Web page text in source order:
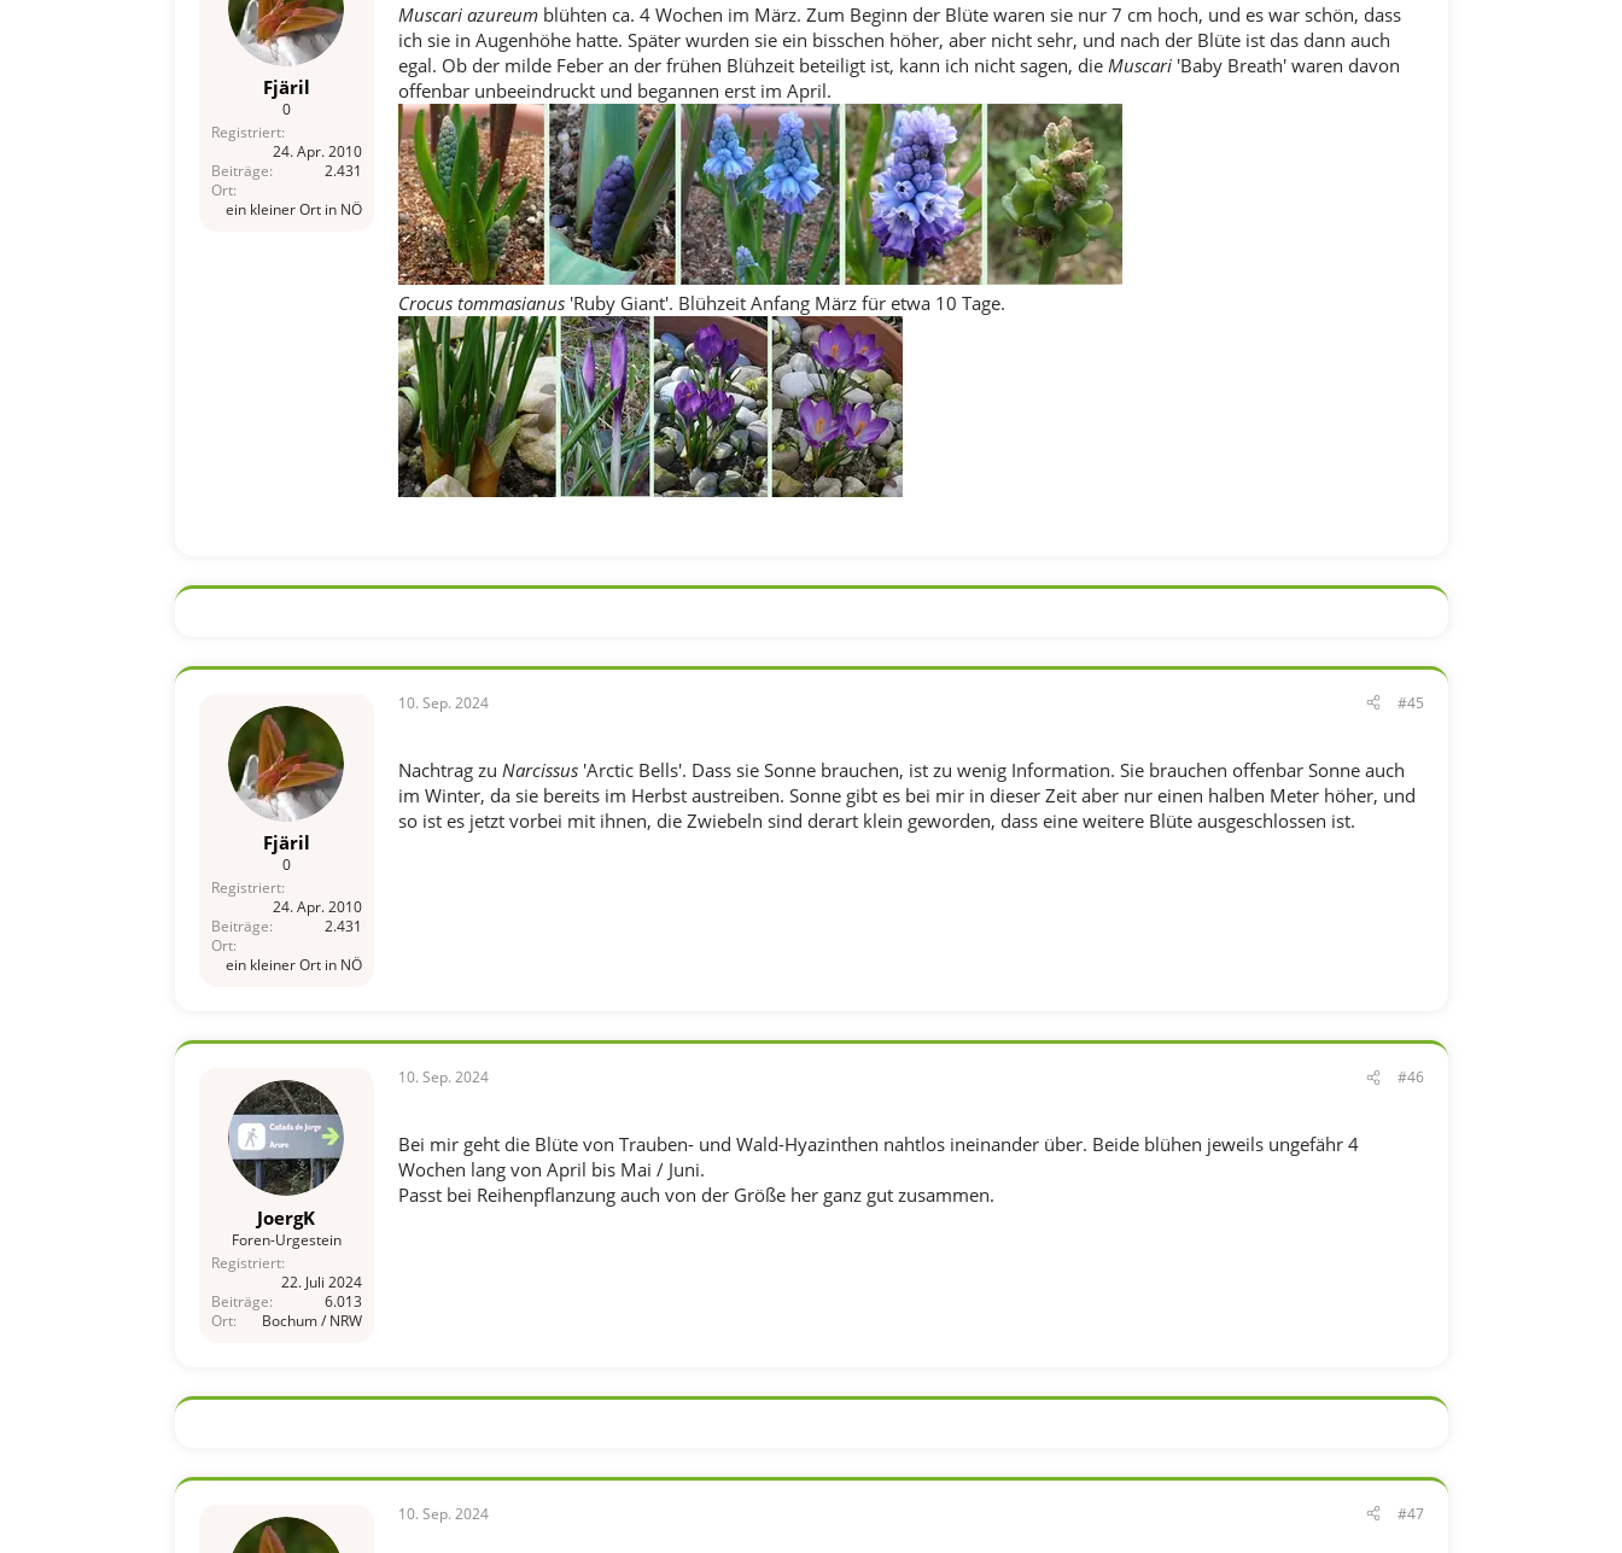
Fjäril
0
Registriert
24. Apr. 2010
Beiträge
2.431
Ort
ein kleiner Ort in NÖ
Muscari azureumblühten ca. 4 Wochen im März. Zum Beginn der Blüte waren sie nur 7 cm hoch, und es war schön, dass
ich sie in Augenhöhe hatte. Später wurden sie ein bisschen höher, aber nicht sehr, und nach der Blüte ist das dann auch
egal. Ob der milde Feber an der frühen Blühzeit beteiligt ist, kann ich nicht sagen, die Muscari'Baby Breath' waren davon
offenbar unbeeindruckt und begannen erst im April.
Crocus tommasianus'Ruby Giant'. Blühzeit Anfang März für etwa 10 Tage.
Fjäril
0
Registriert
24. Apr. 2010
Beiträge
2.431
Ort
ein kleiner Ort in NÖ
10. Sep. 2024 #45
Nachtrag zu Narcissus'Arctic Bells'. Dass sie Sonne brauchen, ist zu wenig Information. Sie brauchen offenbar Sonne auch
im Winter, da sie bereits im Herbst austreiben. Sonne gibt es bei mir in dieser Zeit aber nur einen halben Meter höher, und
so ist es jetzt vorbei mit ihnen, die Zwiebeln sind derart klein geworden, dass eine weitere Blüte ausgeschlossen ist.
JoergK
Foren-Urgestein
Registriert
22. Juli 2024
Beiträge
6.013
Ort
Bochum / NRW
10. Sep. 2024 #46
Bei mir geht die Blüte von Trauben- und Wald-Hyazinthen nahtlos ineinander über. Beide blühen jeweils ungefähr 4
Wochen lang von April bis Mai / Juni.
Passt bei Reihenpflanzung auch von der Größe her ganz gut zusammen.
10. Sep. 2024 #47